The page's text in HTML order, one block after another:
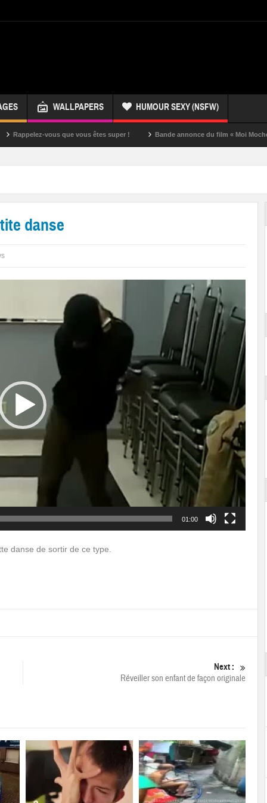
WALLPAPERS HUMOUR SEXY (NSFW)
vous que vous êtes super ! Bande annonce du film « Moi Moche et
danse
01:00
danse de sortir de ce type.
Next :
Réveiller son enfant de façon originale